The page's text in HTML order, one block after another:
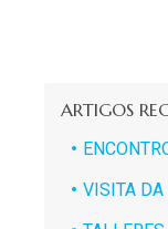
ARTIGOS
VISITA DA